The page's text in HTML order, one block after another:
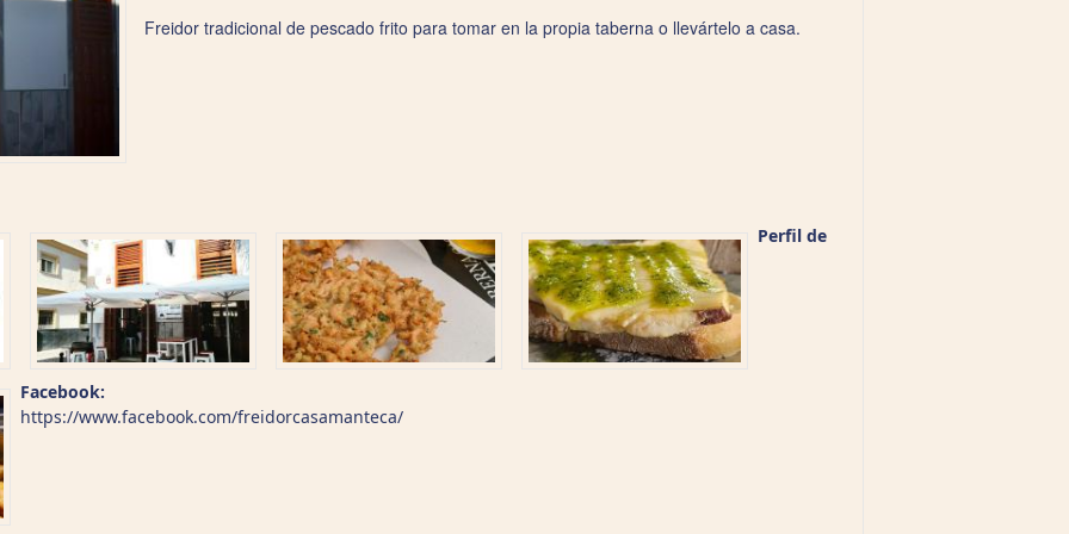
Freidor tradicional de pescado frito para tomar en la propia taberna o llevártelo a casa.
Perfil de
Facebook:
https://www.facebook.com/freidorcasamanteca/